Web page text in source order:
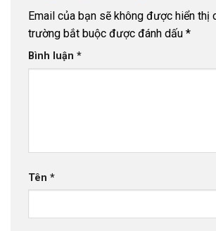
Email của bạn sẽ không được hiển thị
trường bắt buộc được đánh dấu *
Bình luận *
Tên *